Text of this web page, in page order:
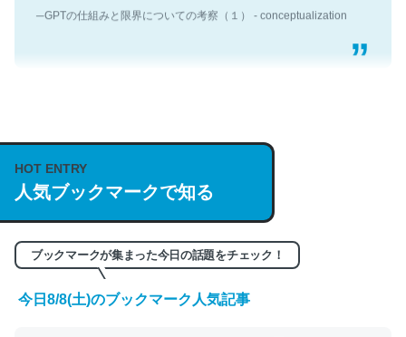
─GPTの仕組みと限界についての考察（１） - conceptualization
説してる記事が少ないので貴重な良記事。/続編来た
https://isobe324649.hatenablog.com/entry/2023/03/27
/064121
─GPTの仕組みと限界についての考察（１） - conceptualization
HOT ENTRY
人気ブックマークで知る
ブックマークが集まった今日の話題をチェック！
今日8/8(土)のブックマーク人気記事